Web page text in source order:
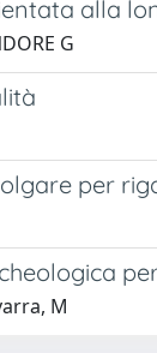
alla
G
per
M